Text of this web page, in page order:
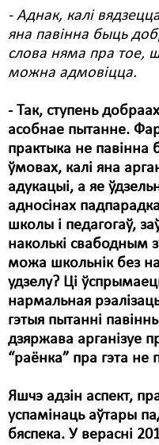
- Аднак, калі
яна павінна быць
слова няма пра тое,
можна адмовіцца.
- Так, ступень
асобнае пытанне.
практыка не
ўмовах, калі яна
адукацыі, а яе
адносінах
школы і педагогаў,
наколькі свабодным
можа школьнік без
удзелу? Ці
нармальная
гэтыя пытанні
дзяржава арганізуе
“раёнка” пра гэта не
Яшчэ адзін аспект,
успамінаць аўтары
бяспека. У верасні